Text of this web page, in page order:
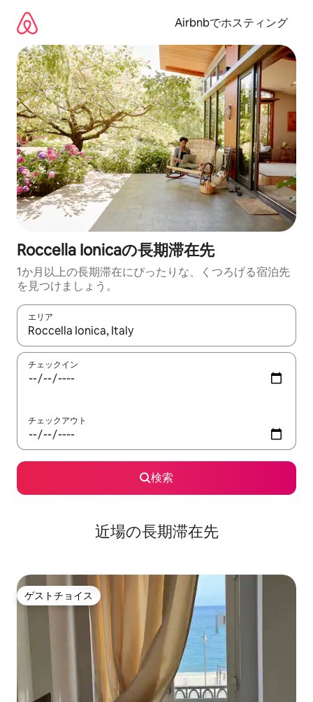
Airbnbでホスティング
Roccella Ionicaの長期滞在先
1か月以上の長期滞在にぴったりな、くつろげる宿泊先
を見つけましょう。
エリア
検索結果が表示されたら、上下の矢印キーを使って移動するか
チェックイン
チェックアウト
検索
近場の長期滞在先
ゲストチョイス
ゲストチョイス